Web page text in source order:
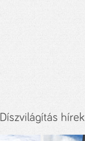
Díszvilágítás hírek